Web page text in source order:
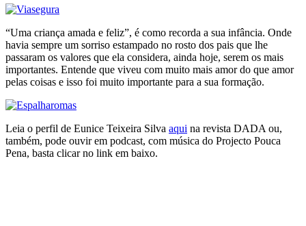
“Uma criança amada e feliz”, é como recorda a sua infância. Onde
havia sempre um sorriso estampado no rosto dos pais que lhe
passaram os valores que ela considera, ainda hoje, serem os mais
importantes. Entende que viveu com muito mais amor do que amor
pelas coisas e isso foi muito importante para a sua formação.
Leia o perfil de Eunice Teixeira Silva aqui na revista DADA ou,
também, pode ouvir em podcast, com música do Projecto Pouca
Pena, basta clicar no link em baixo.